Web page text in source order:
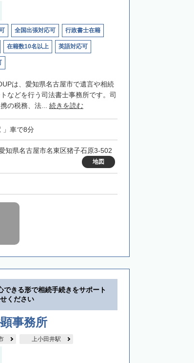
全国出張対応可 行政書士在籍
在籍数10名以上 英語対応可
は、愛知県名古屋市で遺言や相続
などを行う司法書士事務所です。司
の税務、法... 続きを読む
」車で8分
知県名古屋市名東区猪子石原3-502
地図
できる形で相続手続きをサポート
ください
事務所
上小田井駅